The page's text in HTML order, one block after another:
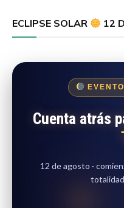
ECLIPSE SOLAR 12
Cuenta atrás
12 de agosto ·